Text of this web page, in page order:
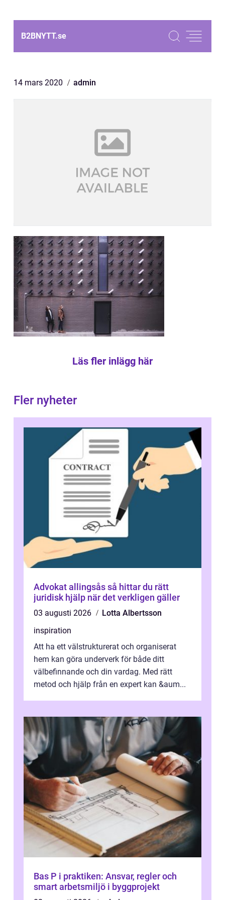
B2BNYTT.se
14 mars 2020 admin
Läs fler inlägg här
Fler nyheter
Advokat allingsås så hittar du rätt
juridisk hjälp när det verkligen gäller
03 augusti 2026
Lotta Albertsson
inspiration
Att ha ett välstrukturerat och organiserat
hem kan göra underverk för både ditt
välbefinnande och din vardag. Med rätt
metod och hjälp från en expert kan &aum...
Bas P i praktiken: Ansvar, regler och
smart arbetsmiljö i byggprojekt